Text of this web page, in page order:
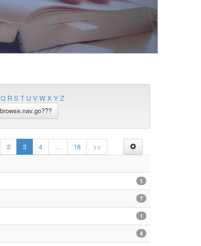
Q R S T U V W X Y Z
2 3 4 … 18
>>
1
7
1
4